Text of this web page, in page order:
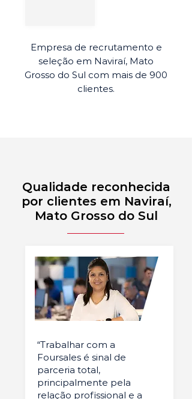
Empresa de recrutamento e
seleção em Naviraí, Mato
Grosso do Sul com mais de 900
clientes.
Qualidade reconhecida
por clientes em Naviraí,
Mato Grosso do Sul
“Trabalhar com a
Foursales é sinal de
parceria total,
principalmente pela
relação profissional e a